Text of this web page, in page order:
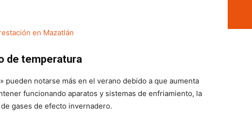
en Mazatlán
de temperatura
pueden notarse más en el verano debido a que aumenta
funcionando aparatos y sistemas de enfriamiento, la
gases de efecto invernadero.